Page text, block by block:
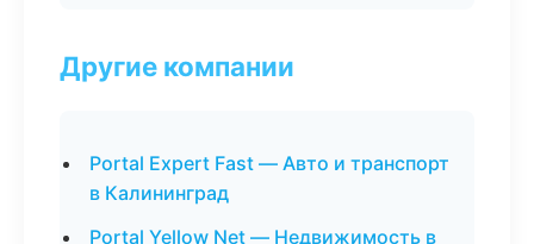
Другие компании
Portal Expert Fast — Авто и транспорт
в Калининград
Portal Yellow Net — Недвижимость в